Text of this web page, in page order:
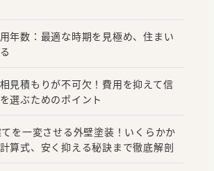
年数：最適な時期を見極め、住まい
見積もりが不可欠！費用を抑えて信
選ぶためのポイント
を一変させる外壁塗装！いくらかか
算式、安く抑える秘訣まで徹底解剖